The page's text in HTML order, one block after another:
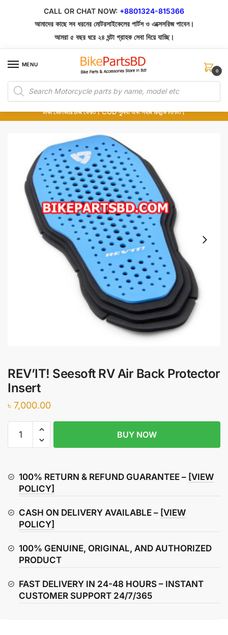
CALL OR CHAT NOW: +8801324-815366
আমাদের কাছে সব ধরনের মোটরসাইকেলের পার্টস ও এক্সেসরিজ পাবেন।
আমরা ৫ বছর ধরে ২৪ ঘন্টা গ্রাহক সেবা দিয়ে যাচ্ছি।
MENU
Products
search
0
১০০% অরিজিনাল পার্টস – শোরুম থেকে সরাসরি সংগ্রহ এবং শুধুমাত্র কুরিয়ার সার্ভিসে ডেলিভারি।
অর্ডার করার পর পার্টের ছবি দেখুন। পছন্দ হলে Cash on Delivery দিন, না হলে ৫ মিনিটে ১৯৯
টাকা ডেলিভারি চার্জ ফেরত। COD সুবিধা এবং সহজ রিফান্ড নিশ্চিত।
REV’IT! Seesoft RV Air Back Protector
Insert
৳ 7,000.00
Seesoft
Back
Protector
quantity
BUY NOW
100% RETURN & REFUND GUARANTEE – [VIEW
POLICY]
CASH ON DELIVERY AVAILABLE – [VIEW
POLICY]
100% GENUINE, ORIGINAL, AND AUTHORIZED
PRODUCT
FAST DELIVERY IN 24-48 HOURS – INSTANT
CUSTOMER SUPPORT 24/7/365